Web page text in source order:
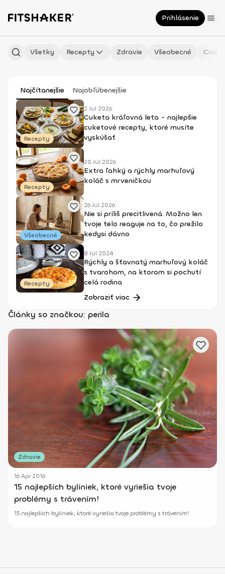
Prihlásenie
Všetky Recepty Zdravie Všeobecné
Najčítanejšie Najobľúbenejšie
Recepty
2 Júl 2026
Cuketa kráľovná leta - najlepšie
cuketové recepty, ktoré musíte
vyskúšať
Recepty
20 Júl 2026
Extra ľahký a rýchly marhuľový
koláč s mrveničkou
Všeobecné
26 Júl 2026
Nie si príliš precitlivená. Možno len
tvoje telo reaguje na to, čo prežilo
kedysi dávno
Recepty
8 Júl 2024
Rýchly a šťavnatý marhuľový koláč
s tvarohom, na ktorom si pochutí
celá rodina
Zobraziť viac
Články so značkou: perila
Zdravie
16 Apr 2016
15 najlepších byliniek, ktoré vyriešia tvoje
problémy s trávením!
15 najlepších byliniek, ktoré vyriešia tvoje problémy s trávením!